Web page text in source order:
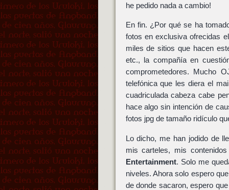
he pedido nada a cambio!
En fin. ¿Por qué se ha
fotos en exclusiva ofrecidas
miles de sitios que hacen
etc., la compañía en
comprometedores. Mucho
telefónica que les diera el
cuadriculada cabeza cabe
hace algo sin intención de
fotos jpg de tamaño ridículo
Lo dicho, me han jodido de
mis carteles, mis
Entertainment. Solo me
niveles. Ahora solo espero
de donde sacaron, espero